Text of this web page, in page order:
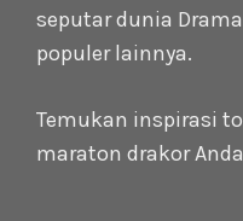
seputar dunia
populer lainnya.
Temukan inspirasi
maraton drakor